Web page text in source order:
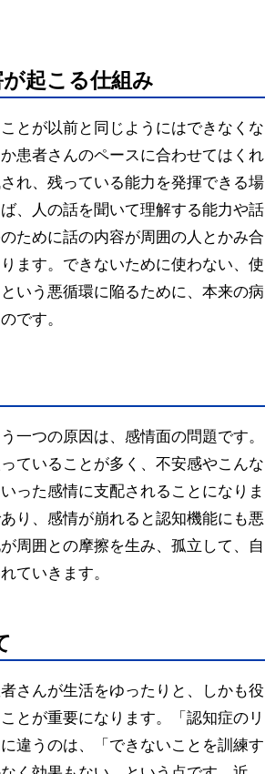
起こる仕組み
とが以前と同じようにはできなくな
患者さんのペースに合わせてはくれ
れ、残っている能力を発揮できる場
、人の話を聞いて理解する能力や話
ために話の内容が周囲の人とかみ合
ます。できないために使わない、使
いう悪循環に陥るために、本来の病
です。
一つの原因は、感情面の問題です。
ていることが多く、不安感やこんな
った感情に支配されることになりま
り、感情が崩れると認知機能にも悪
周囲との摩擦を生み、孤立して、自
ていきます。
さんが生活をゆったりと、しかも役
とが重要になります。「認知症のリ
違うのは、「できないことを訓練す